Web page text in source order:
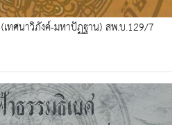
ทศนาวิภังค์-มหาปัฏฐาน) สพ.บ.129/7